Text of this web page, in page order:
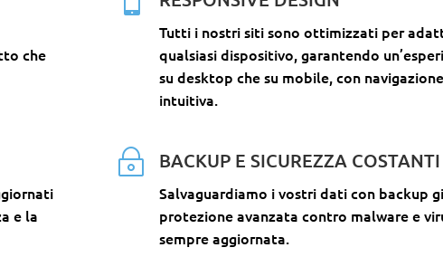
che
e la
Tutti i nostri siti sono ottimizzati per
qualsiasi dispositivo, garantendo
su desktop che su mobile, con
intuitiva.
~ BACKUP E SICUREZZA COSTANTI
Salvaguardiamo i vostri dati con backup
protezione avanzata contro malware e
sempre aggiornata.